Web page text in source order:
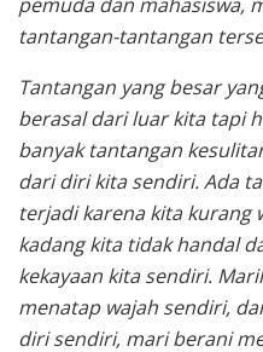
tantangan-tantangan
Tantangan yang besar
berasal dari luar kita tapi
banyak tantangan
dari diri kita sendiri. Ada
terjadi karena kita kurang
kadang kita tidak handal
kekayaan kita sendiri.
menatap wajah sendiri,
diri sendiri, mari berani